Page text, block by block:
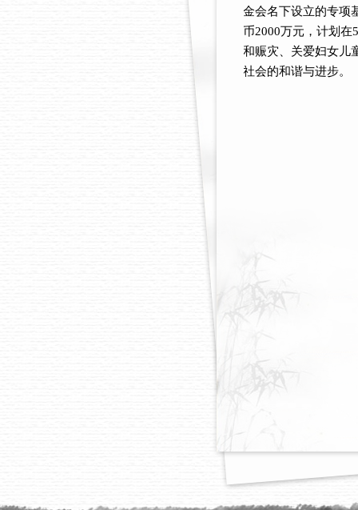
金会名下设立的专项
币2000万元，计划
和赈灾、关爱妇女儿
社会的和谐与进步。